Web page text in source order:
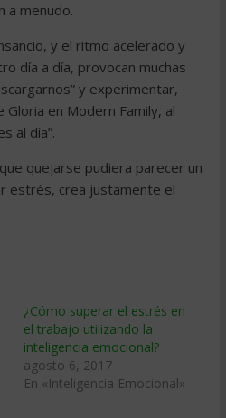
a menudo.
y el ritmo acelerado y
día a día, provocan muchas
y experimentar,
en Modern Family, al
al día”.
quejarse pudiera parecer un
estrés, crea justamente el
¿Cómo superar el estrés en
el trabajo utilizando la
inteligencia emocional?
agosto 6, 2017
En «Inteligencia Emocional»